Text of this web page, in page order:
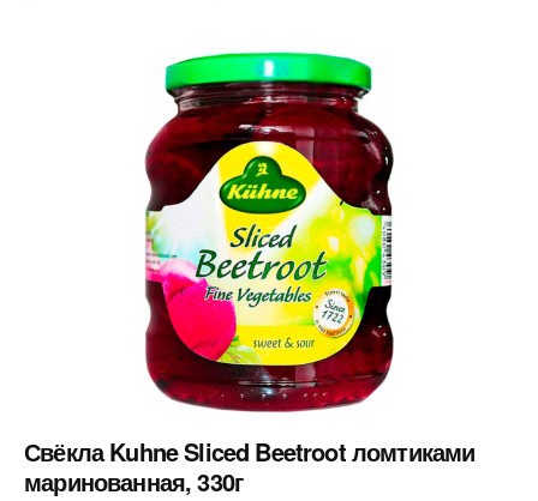
Свёкла Kuhne Sliced Beetroot ломтиками
маринованная, 330г